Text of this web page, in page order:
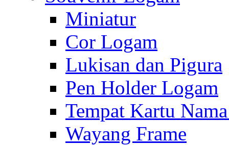
Miniatur
Cor Logam
Lukisan dan Pigura
Pen Holder Logam
Tempat Kartu
Wayang Frame